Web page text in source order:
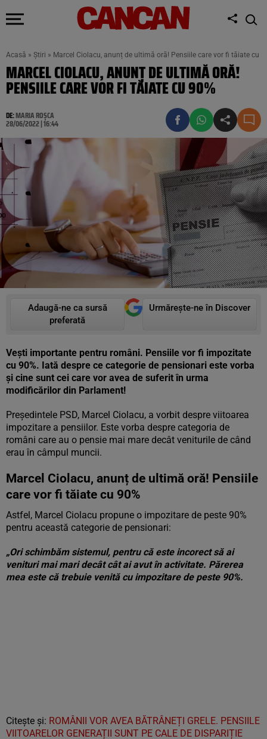
Acasă » Știri » Marcel Ciolacu, anunț de ultimă oră! Pensiile care vor fi tăiate cu
MARCEL CIOLACU, ANUNȚ DE ULTIMĂ ORĂ!
PENSIILE CARE VOR FI TĂIATE CU 90%
DE:MARIA ROȘCA
28/06/2022 | 16:44
Adaugă-ne ca sursă
preferată
Urmărește-ne în Discover
Vești importante pentru români. Pensiile vor fi impozitate
cu 90%. Iată despre ce categorie de pensionari este vorba
și cine sunt cei care vor avea de suferit în urma
modificărilor din Parlament!
Președintele PSD, Marcel Ciolacu, a vorbit despre viitoarea
impozitare a pensiilor. Este vorba despre categoria de
români care au o pensie mai mare decât veniturile de când
erau în câmpul muncii.
Marcel Ciolacu, anunț de ultimă oră! Pensiile
care vor fi tăiate cu 90%
Astfel, Marcel Ciolacu propune o impozitare de peste 90%
pentru această categorie de pensionari:
„Ori schimbăm sistemul, pentru că este incorect să ai
venituri mai mari decât cât ai avut în activitate. Părerea
mea este că trebuie venită cu impozitare de peste 90%.
Citește și: ROMÂNII VOR AVEA BĂTRÂNEȚI GRELE. PENSIILE
VIITOARELOR GENERAȚII SUNT PE CALE DE DISPARIȚIE